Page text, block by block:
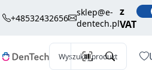
+48532432656
sklep@e-
dentech.pl
z
VAT
Wyszukaj produkt
K 31MM
brutto / szt.